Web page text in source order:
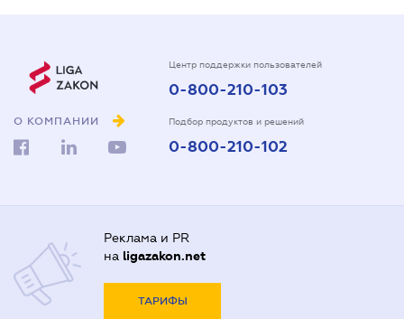
О КОМПАНИИ
Центр поддержки пользователей
0-800-210-103
Подбор продуктов и решений
0-800-210-102
Реклама и PR
на ligazakon.net
ТАРИФЫ